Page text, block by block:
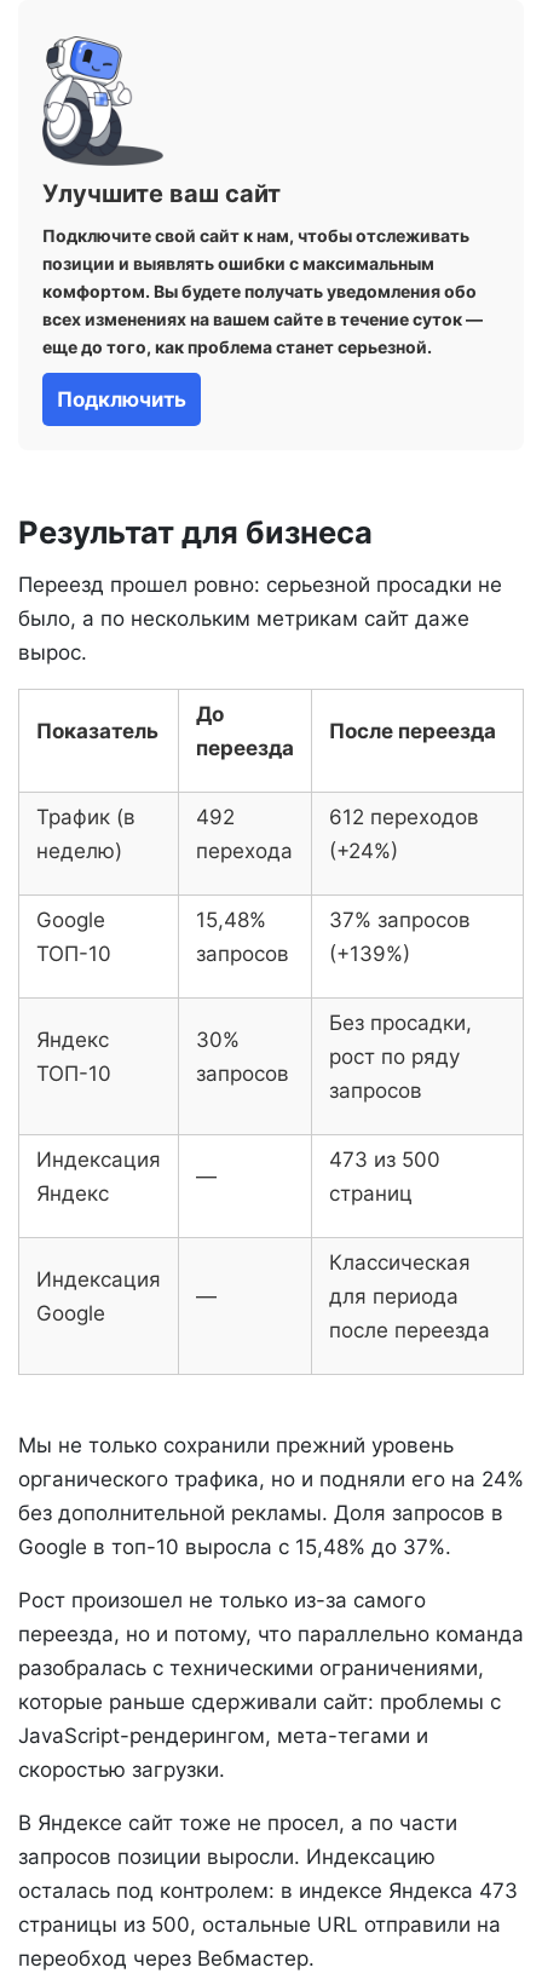
Улучшите ваш сайт
Подключите свой сайт к нам, чтобы отслеживать
позиции и выявлять ошибки с максимальным
комфортом. Вы будете получать уведомления обо
всех изменениях на вашем сайте в течение суток —
еще до того, как проблема станет серьезной.
Подключить
Результат для бизнеса
Переезд прошел ровно: серьезной просадки не
было, а по нескольким метрикам сайт даже
вырос.
Показатель
До
переезда
После переезда
Трафик (в
неделю)
492
перехода
612 переходов
(+24%)
Google
ТОП-10
15,48%
запросов
37% запросов
(+139%)
Яндекс
ТОП-10
30%
запросов
Без просадки,
рост по ряду
запросов
Индексация
Яндекс
—
473 из 500
страниц
Индексация
Google
—
Классическая
для периода
после переезда
Мы не только сохранили прежний уровень
органического трафика, но и подняли его на 24%
без дополнительной рекламы. Доля запросов в
Google в топ-10 выросла с 15,48% до 37%.
Рост произошел не только из-за самого
переезда, но и потому, что параллельно команда
разобралась с техническими ограничениями,
которые раньше сдерживали сайт: проблемы с
JavaScript-рендерингом, мета-тегами и
скоростью загрузки.
В Яндексе сайт тоже не просел, а по части
запросов позиции выросли. Индексацию
осталась под контролем: в индексе Яндекса 473
страницы из 500, остальные URL отправили на
переобход через Вебмастер.